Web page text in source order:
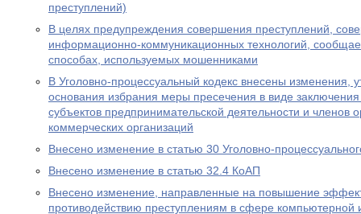
преступлений)
В целях предупреждения совершения преступлений,
информационно-коммуникационных технологий,
способах, используемых мошенниками
В Уголовно-процессуальный кодекс внесены изменения,
основания избрания меры пресечения в виде
субъектов предпринимательской деятельности и членов
коммерческих организаций
Внесено изменение в статью 30 Уголовно-
Внесено изменение в статью 32.4 КоАП
Внесено изменение, направленные на повышение
противодействию преступлениям в сфере